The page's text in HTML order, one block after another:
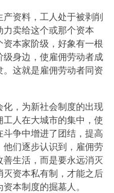
资料，工人处于被剥削
卖给这个或那个资本
本家阶级，好象有一根
身边，使雇佣劳动者成
这就是雇佣劳动者同资
，为新社会制度的出现
人在大城市的集中，使
争中增进了团结，提高
们逐步认识到，雇佣劳
生活，而是要永远消灭
资本私有制，才能之后
本制度的掘墓人。